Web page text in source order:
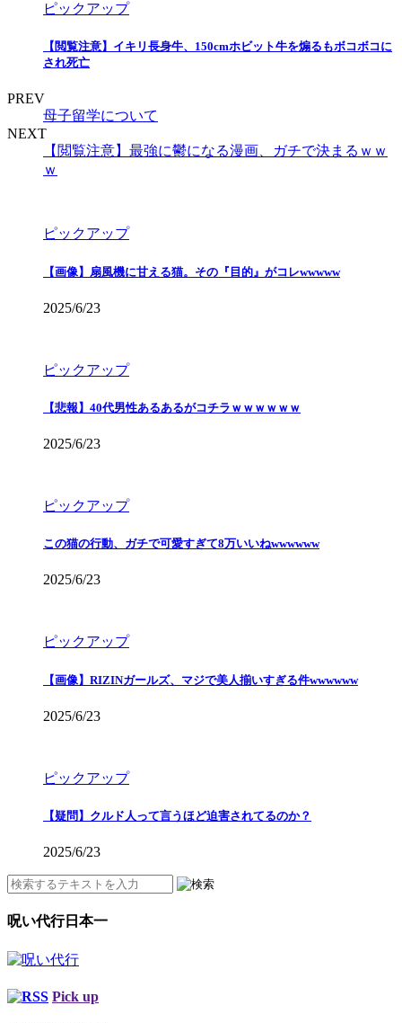
ピックアップ
【閲覧注意】イキリ長身牛、150cmホビット牛を煽るもボコボコに
され死亡
PREV
母子留学について
NEXT
【閲覧注意】最強に鬱になる漫画、ガチで決まるｗｗ
ｗ
ピックアップ
【画像】扇風機に甘える猫。その『目的』がコレwwwww
2025/6/23
ピックアップ
【悲報】40代男性あるあるがコチラｗｗｗｗｗｗ
2025/6/23
ピックアップ
この猫の行動、ガチで可愛すぎて8万いいねwwwwww
2025/6/23
ピックアップ
【画像】RIZINガールズ、マジで美人揃いすぎる件wwwwww
2025/6/23
ピックアップ
【疑問】クルド人って言うほど迫害されてるのか？
2025/6/23
呪い代行日本一
Pick up